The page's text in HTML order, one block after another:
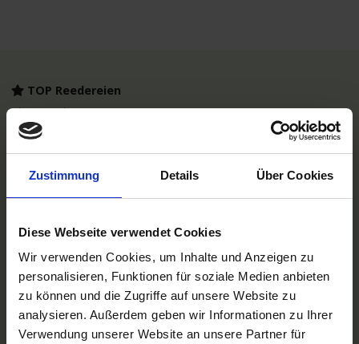
Zustimmung Details Über Cookies
Diese Webseite verwendet Cookies
Wir verwenden Cookies, um Inhalte und Anzeigen zu
personalisieren, Funktionen für soziale Medien anbieten
zu können und die Zugriffe auf unsere Website zu
analysieren. Außerdem geben wir Informationen zu Ihrer
Verwendung unserer Website an unsere Partner für
TOP Reedereien
Phoenix Flussreisen
A-ROSA Flussschiff GmbH
Nicko Cruises Flussreisen
PLANTOURS Kreuzfahrten
AMADEUS Flusskreuzfahrten
Flussreisen Deutschland
Flusskreuzfahrt Frankreich
Flussreise Osteuropa
Asien Flusskreuzfahrten
Flusskreuzfahrten Amazonas
Nilkreuzfahrt